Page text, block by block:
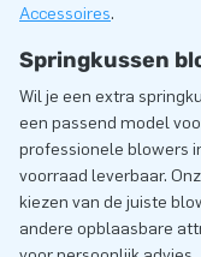
Accessoires.
Springkussen
Wil je een extra
een passend model
professionele blowers
voorraad leverbaar.
kiezen van de juiste
andere opblaasbare